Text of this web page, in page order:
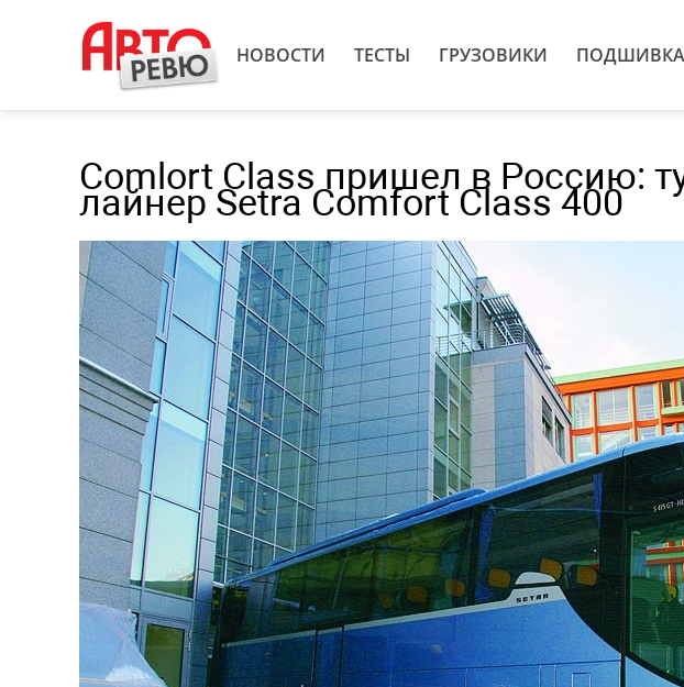
НОВОСТИ ТЕСТЫ ГРУЗОВИКИ ПОДШИВКА
Comlort Class пришел в Россию:
лайнер Setra Comfort Class 400